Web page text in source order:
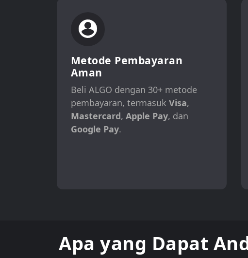
Metode Pembayaran
Aman
Beli ALGO dengan 30+ metode
pembayaran, termasuk Visa,
Mastercard, Apple Pay, dan
Google Pay.
Apa yang Dapat